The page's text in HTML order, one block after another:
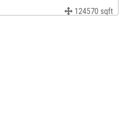
124570 sqft